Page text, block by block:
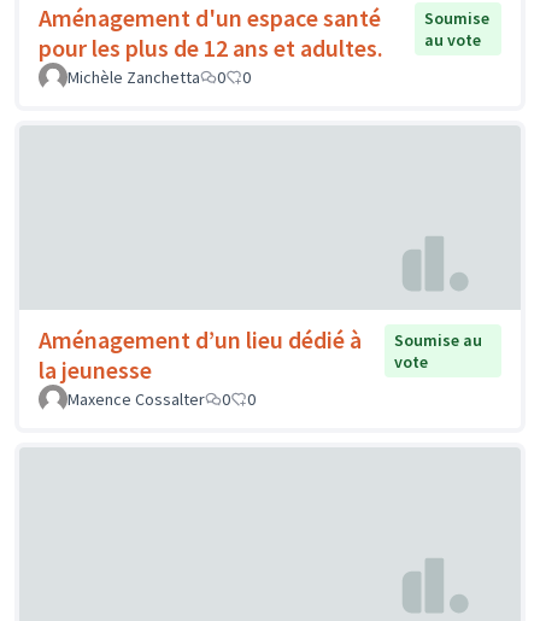
Aménagement d'un espace santé
pour les plus de 12 ans et adultes.
Soumise
au vote
Michèle Zanchetta
0 0
Aménagement d’un lieu dédié à
la jeunesse
Soumise au
vote
Maxence Cossalter
0 0